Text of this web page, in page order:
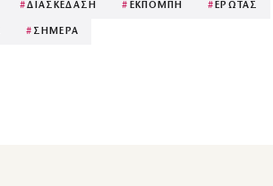
#ΔΙΑΣΚΕΔΑΣΗ # ΕΚΠΟΜΠΗ #ΕΡΩΤΑΣ
# ΣΗΜΕΡΑ